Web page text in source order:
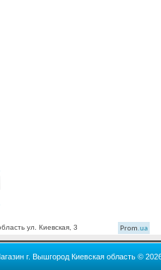
ул. Киевская, 3 Prom.ua
г. Вышгород Киевская область ©